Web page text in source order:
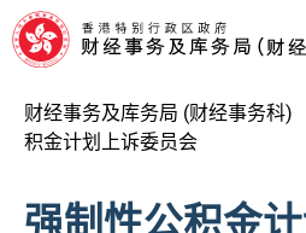
搜索
关于我们
财经事务及库务局 (财经事务科)
积金计划上诉委员会
强制性公积金